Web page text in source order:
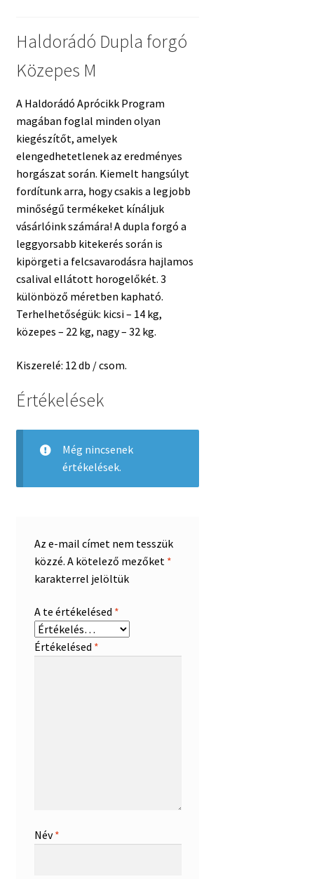
Haldorádó Dupla forgó
Közepes M
A Haldorádó Aprócikk Program
magában foglal minden olyan
kiegészítőt, amelyek
elengedhetetlenek az eredményes
horgászat során. Kiemelt hangsúlyt
fordítunk arra, hogy csakis a legjobb
minőségű termékeket kínáljuk
vásárlóink számára! A dupla forgó a
leggyorsabb kitekerés során is
kipörgeti a felcsavarodásra hajlamos
csalival ellátott horogelőkét. 3
különböző méretben kapható.
Terhelhetőségük: kicsi – 14 kg,
közepes – 22 kg, nagy – 32 kg.
Kiszerelé: 12 db / csom.
Értékelések
Még nincsenek
értékelések.
Az e-mail címet nem tesszük
közzé. A kötelező mezőket *
karakterrel jelöltük
A te értékelésed *
Értékelésed *
Név*